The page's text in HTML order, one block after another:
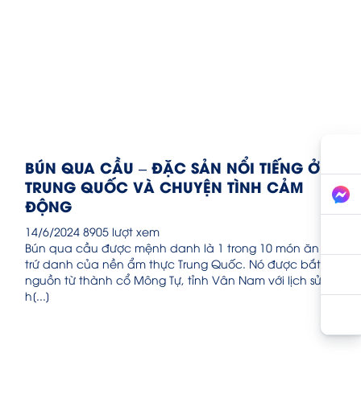
BÚN QUA CẦU – ĐẶC SẢN NỔI TIẾNG Ở
TRUNG QUỐC VÀ CHUYỆN TÌNH CẢM
ĐỘNG
14/6/2024 8905 lượt xem
Bún qua cầu được mệnh danh là 1 trong 10 món ăn
trứ danh của nền ẩm thực Trung Quốc. Nó được bắt
nguồn từ thành cổ Mông Tự, tỉnh Vân Nam với lịch sử
h[...]